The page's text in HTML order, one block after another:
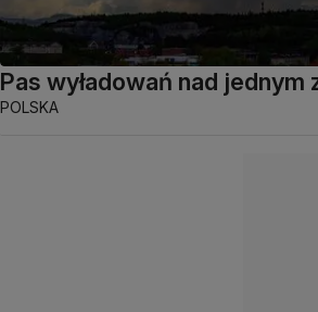
Pas wyładowań nad
POLSKA